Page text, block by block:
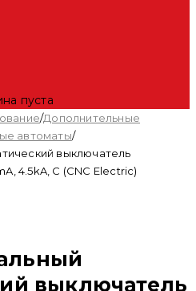
пуста
/Дополнительные
автоматы/
выключатель
4.5kA, C (CNC Electric)
выключатель